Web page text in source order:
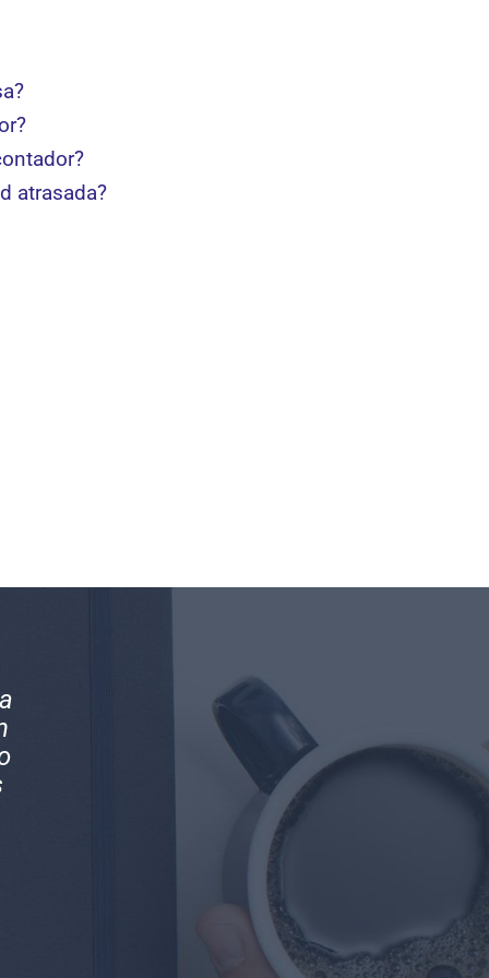
atrasada?
Magníficos profesionales y mejores
Han brindado la mejor asesoría
nuestra compañía.